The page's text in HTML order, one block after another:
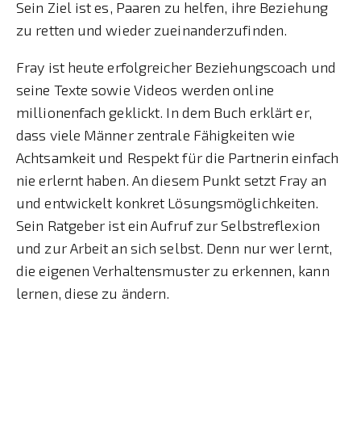
Sein Ziel ist es, Paaren zu helfen, ihre Beziehung
zu retten und wieder zueinanderzufinden.
Fray ist heute erfolgreicher Beziehungscoach und
seine Texte sowie Videos werden online
millionenfach geklickt. In dem Buch erklärt er,
dass viele Männer zentrale Fähigkeiten wie
Achtsamkeit und Respekt für die Partnerin einfach
nie erlernt haben. An diesem Punkt setzt Fray an
und entwickelt konkret Lösungsmöglichkeiten.
Sein Ratgeber ist ein Aufruf zur Selbstreflexion
und zur Arbeit an sich selbst. Denn nur wer lernt,
die eigenen Verhaltensmuster zu erkennen, kann
lernen, diese zu ändern.